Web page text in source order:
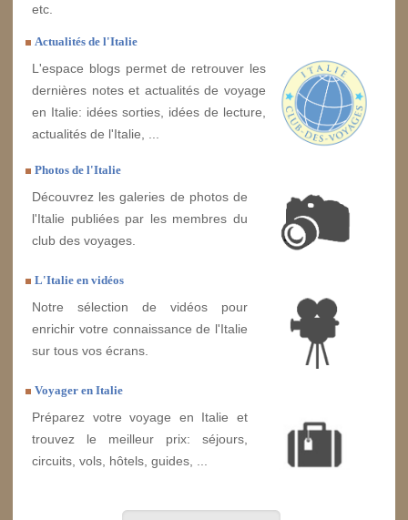
etc.
Actualités de l'Italie
L'espace blogs permet de retrouver les
dernières notes et actualités de voyage
en Italie: idées sorties, idées de lecture,
actualités de l'Italie, ...
Photos de l'Italie
Découvrez les galeries de photos de
l'Italie publiées par les membres du
club des voyages.
L'Italie en vidéos
Notre sélection de vidéos pour
enrichir votre connaissance de l'Italie
sur tous vos écrans.
Voyager en Italie
Préparez votre voyage en Italie et
trouvez le meilleur prix: séjours,
circuits, vols, hôtels, guides, ...